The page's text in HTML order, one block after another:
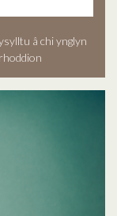
â chi ynglyn